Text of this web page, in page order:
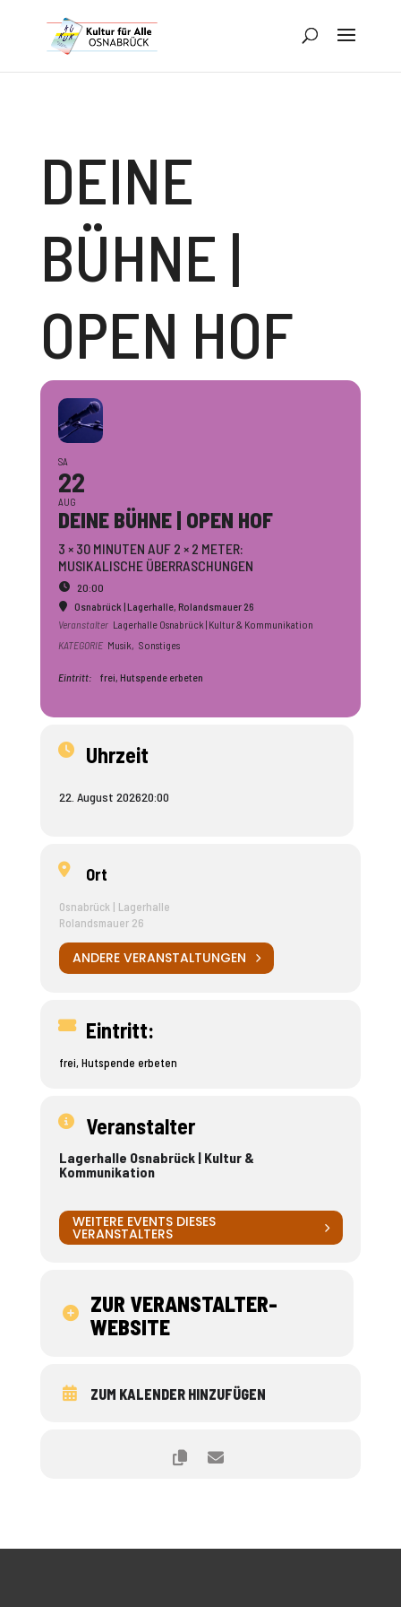
DEINE
BÜHNE |
OPEN HOF
SA
22
AUG
DEINE BÜHNE | OPEN HOF
3 × 30 MINUTEN AUF 2 × 2 METER:
MUSIKALISCHE ÜBERRASCHUNGEN
20:00
Osnabrück | Lagerhalle, Rolandsmauer 26
Veranstalter Lagerhalle Osnabrück | Kultur & Kommunikation
KATEGORIE Musik, Sonstiges
Eintritt: frei, Hutspende erbeten
Uhrzeit
22. August 202620:00
Ort
Osnabrück | Lagerhalle
Rolandsmauer 26
ANDERE VERANSTALTUNGEN
Eintritt:
frei, Hutspende erbeten
Veranstalter
Lagerhalle Osnabrück | Kultur &
Kommunikation
WEITERE EVENTS DIESES
VERANSTALTERS
ZUR VERANSTALTER-
WEBSITE
ZUM KALENDER HINZUFÜGEN